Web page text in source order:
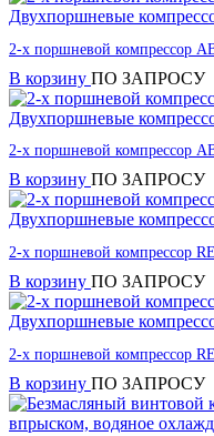
Двухпоршневые
2-х поршневой компрессор
В корзину ПО ЗАПРОСУ
Двухпоршневые
2-х поршневой компрессор
В корзину ПО ЗАПРОСУ
Двухпоршневые
2-х поршневой компрессор
В корзину ПО ЗАПРОСУ
Двухпоршневые
2-х поршневой компрессор
В корзину ПО ЗАПРОСУ